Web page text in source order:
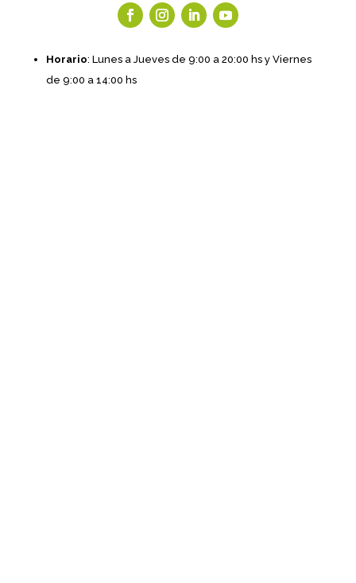
Horario: Lunes a Jueves de 9:00 a 20:00 hs y Viernes
de 9:00 a 14:00 hs